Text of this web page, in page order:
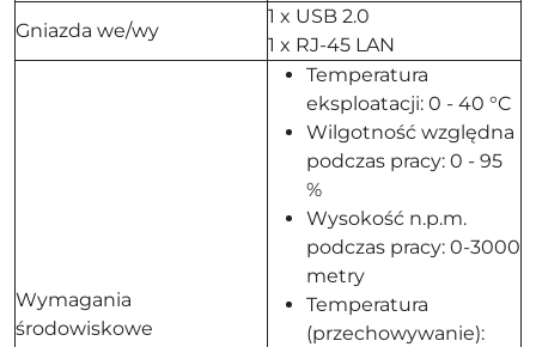
Gniazda we/wy
1 x USB 2.0
1 x RJ-45 LAN
Wymagania
środowiskowe
Temperatura
eksploatacji: 0 - 40 °C
Wilgotność względna
podczas pracy: 0 - 95
%
Wysokość n.p.m.
podczas pracy: 0-3000
metry
Temperatura
(przechowywanie):